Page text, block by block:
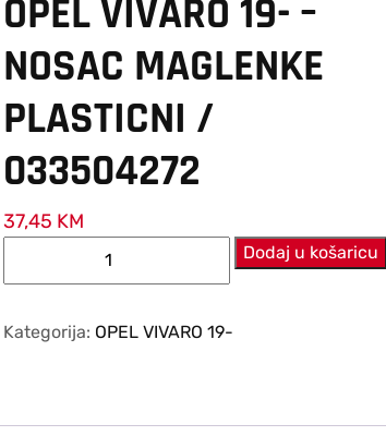
OPEL VIVARO 19- –
NOSAC MAGLENKE
PLASTICNI /
033504272
37,45 KM
–
/
Dodaj u košaricu
Kategorija: OPEL VIVARO 19-